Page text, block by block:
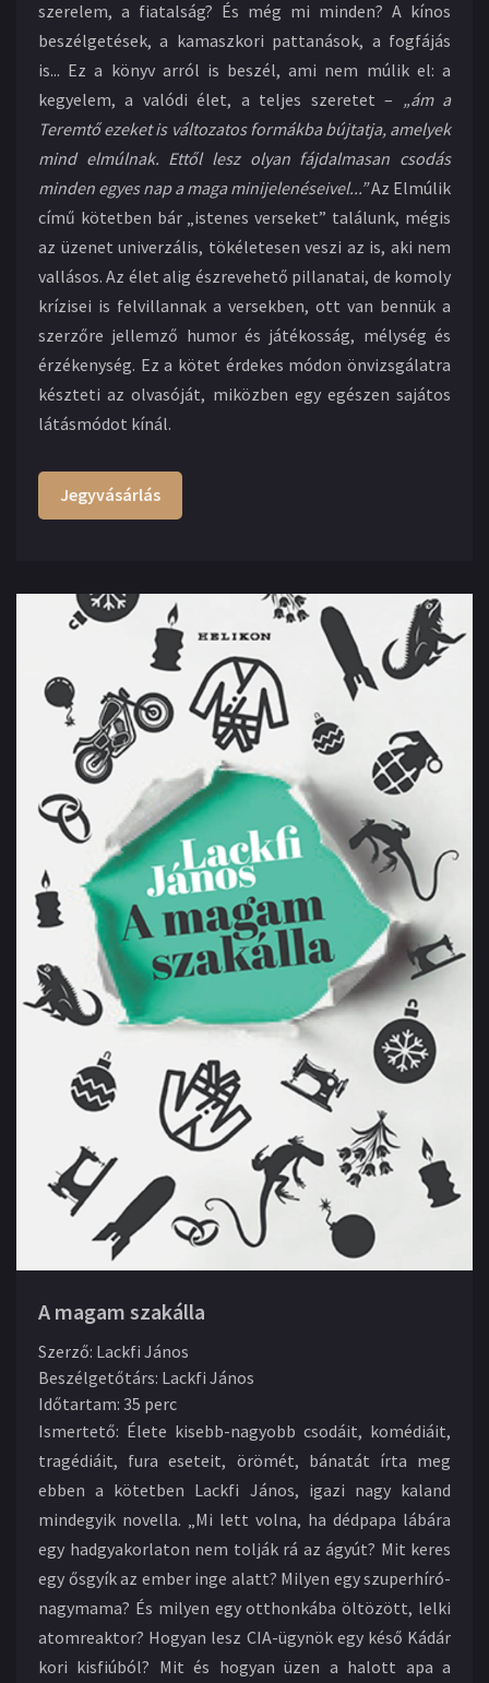
szerelem, a fiatalság? És még mi minden? A kínos
beszélgetések, a kamaszkori pattanások, a fogfájás
is... Ez a könyv arról is beszél, ami nem múlik el: a
kegyelem, a valódi élet, a teljes szeretet – „ám a
Teremtő ezeket is változatos formákba bújtatja, amelyek
mind elmúlnak. Ettől lesz olyan fájdalmasan csodás
minden egyes nap a maga minijelenéseivel...”Az Elmúlik
című kötetben bár „istenes verseket” találunk, mégis
az üzenet univerzális, tökéletesen veszi az is, aki nem
vallásos. Az élet alig észrevehető pillanatai, de komoly
krízisei is felvillannak a versekben, ott van bennük a
szerzőre jellemző humor és játékosság, mélység és
érzékenység. Ez a kötet érdekes módon önvizsgálatra
készteti az olvasóját, miközben egy egészen sajátos
látásmódot kínál.
Jegyvásárlás
A magam szakálla
Szerző: Lackfi János
Beszélgetőtárs: Lackfi János
Időtartam: 35 perc
Ismertető: Élete kisebb-nagyobb csodáit, komédiáit,
tragédiáit, fura eseteit, örömét, bánatát írta meg
ebben a kötetben Lackfi János, igazi nagy kaland
mindegyik novella. „Mi lett volna, ha dédpapa lábára
egy hadgyakorlaton nem tolják rá az ágyút? Mit keres
egy ősgyík az ember inge alatt? Milyen egy szuperhíró-
nagymama? És milyen egy otthonkába öltözött, lelki
atomreaktor? Hogyan lesz CIA-ügynök egy késő Kádár
kori kisfiúból? Mit és hogyan üzen a halott apa a